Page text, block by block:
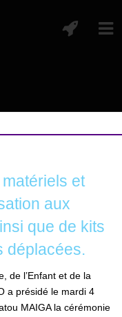
et
aux
que de kits
déplacées.
de l’Enfant et de la
a présidé le mardi 4
MAIGA la cérémonie